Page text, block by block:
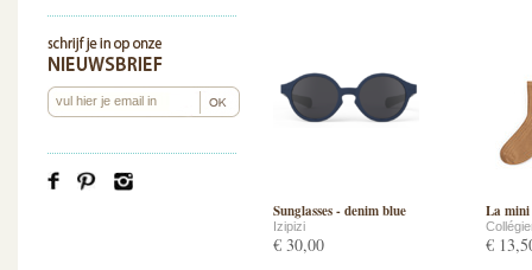
Sunglasses - denim blue
Izipizi
€ 30,00
La mini
€